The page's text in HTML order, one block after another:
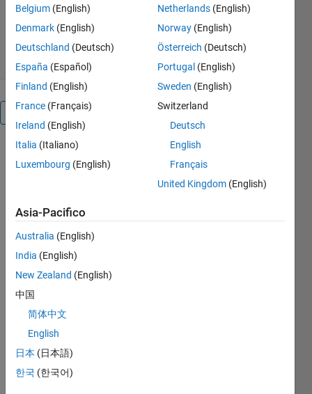
Versione 4.2.1(31,2 KB)
798 download
31 ago 2021
Panoramica
This
simulation
understand
the 180
Degree
Mode of
Inverter.
I hope it is
helpfull to
you.
Thank
you....
Belgium (English)
Denmark (English)
Deutschland (Deutsch)
España (Español)
Finland (English)
France (Français)
Ireland (English)
Italia (Italiano)
Luxembourg (English)
Netherlands (English)
Norway (English)
Österreich (Deutsch)
Portugal (English)
Sweden (English)
Switzerland
Deutsch
English
Français
United Kingdom (English)
Asia-Pacifico
Australia (English)
India (English)
New Zealand (English)
中国
简体中文
English
日本 (日本語)
한국 (한국어)